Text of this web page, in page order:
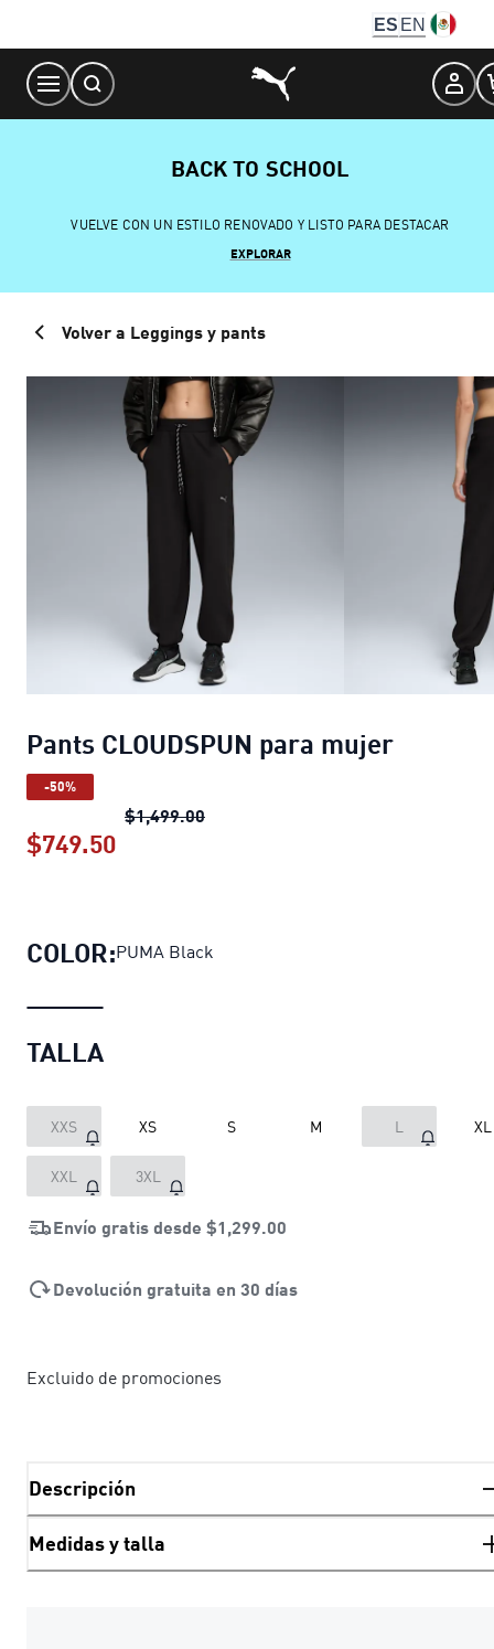
Content
ES EN
BACK TO SCHOOL
VUELVE CON UN ESTILO RENOVADO Y LISTO PARA DESTACAR
EXPLORAR
Volver a Leggings y pants
Pants CLOUDSPUN para mujer
-50%
$1,499.00Pants CLOUDSPUN para mujer
$749.50
COLOR:PUMA Black
TALLA
XXS XS S M L XL
XXL 3XL
Envío gratis desde $1,299.00
Devolución gratuita en 30 días
Excluido de promociones
Descripción
Medidas y talla